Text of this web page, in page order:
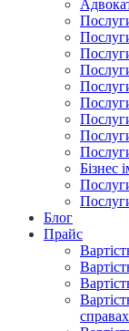
Бізнес
Блог
Прайс
справах